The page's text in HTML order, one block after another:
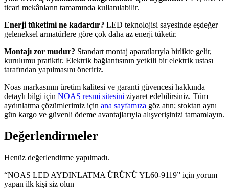
ticari mekânların tamamında kullanılabilir.
Enerji tüketimi ne kadardır? LED teknolojisi sayesinde eşdeğer
geleneksel armatürlere göre çok daha az enerji tüketir.
Montajı zor mudur? Standart montaj aparatlarıyla birlikte gelir,
kurulumu pratiktir. Elektrik bağlantısının yetkili bir elektrik ustası
tarafından yapılmasını öneririz.
Noas markasının üretim kalitesi ve garanti güvencesi hakkında
detaylı bilgi için NOAS resmi sitesini ziyaret edebilirsiniz. Tüm
aydınlatma çözümlerimiz için ana sayfamıza göz atın; stoktan aynı
gün kargo ve güvenli ödeme avantajlarıyla alışverişinizi tamamlayın.
Değerlendirmeler
Henüz değerlendirme yapılmadı.
“NOAS LED AYDINLATMA ÜRÜNÜ YL60-9119” için yorum
yapan ilk kişi siz olun